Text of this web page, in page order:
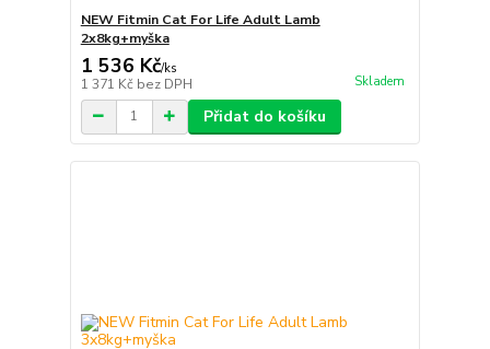
NEW Fitmin Cat For Life Adult Lamb
2x8kg+myška
1 536 Kč/ks
1 371 Kč bez DPH Skladem
Přidat do košíku